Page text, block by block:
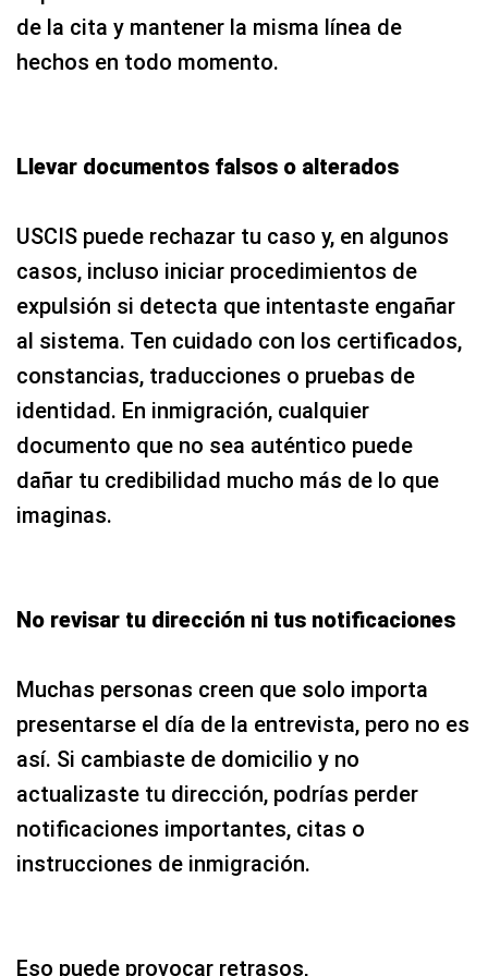
de la cita y mantener la misma línea de
hechos en todo momento.
Llevar documentos falsos o alterados
USCIS puede rechazar tu caso y, en algunos
casos, incluso iniciar procedimientos de
expulsión si detecta que intentaste engañar
al sistema. Ten cuidado con los certificados,
constancias, traducciones o pruebas de
identidad. En inmigración, cualquier
documento que no sea auténtico puede
dañar tu credibilidad mucho más de lo que
imaginas.
No revisar tu dirección ni tus notificaciones
Muchas personas creen que solo importa
presentarse el día de la entrevista, pero no es
así. Si cambiaste de domicilio y no
actualizaste tu dirección, podrías perder
notificaciones importantes, citas o
instrucciones de inmigración.
Eso puede provocar retrasos,